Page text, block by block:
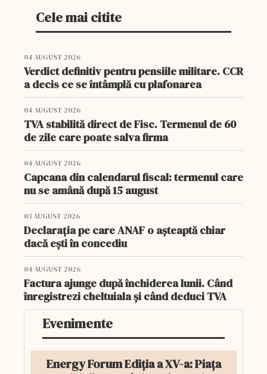
Cele mai citite
04 AUGUST 2026
Verdict definitiv pentru pensiile militare. CCR
a decis ce se întâmplă cu plafonarea
04 AUGUST 2026
TVA stabilită direct de Fisc. Termenul de 60
de zile care poate salva firma
04 AUGUST 2026
Capcana din calendarul fiscal: termenul care
nu se amână după 15 august
03 AUGUST 2026
Declarația pe care ANAF o așteaptă chiar
dacă ești în concediu
04 AUGUST 2026
Factura ajunge după închiderea lunii. Când
înregistrezi cheltuiala și când deduci TVA
Evenimente
Energy Forum Ediția a XV-a: Piața